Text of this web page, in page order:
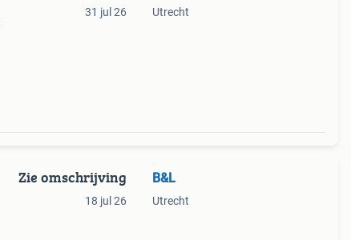
31 jul 26 Utrecht
Zie omschrijving
18 jul 26
B&L
Utrecht